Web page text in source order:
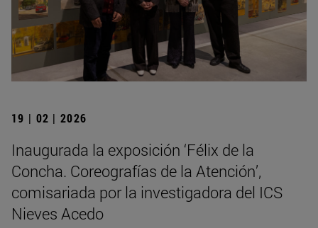
19 | 02 | 2026
Inaugurada la exposición ‘Félix de la
Concha. Coreografías de la Atención’,
comisariada por la investigadora del ICS
Nieves Acedo